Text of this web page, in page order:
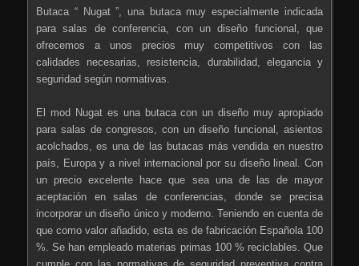
Butaca “ Nugat ”, una butaca muy especialmente indicada
para salas de conferencia, con un diseño funcional, que
ofrecemos a unos precios muy competitivos con las
calidades necesarias, resistencia, durabilidad, elegancia y
seguridad según normativas.
El mod Nugat es una butaca con un diseño muy apropiado
para salas de congresos, con un diseño funcional, asientos
acolchados, es una de las butacas más vendida en nuestro
país, Europa y a nivel internacional por su diseño lineal. Con
un precio excelente hace que sea una de las de mayor
aceptación en salas de conferencias, donde se precisa
incorporar un diseño único y moderno. Teniendo en cuenta de
que como valor añadido, esta es de fabricación Española 100
%. Se han empleado materias primas 100 % reciclables. Que